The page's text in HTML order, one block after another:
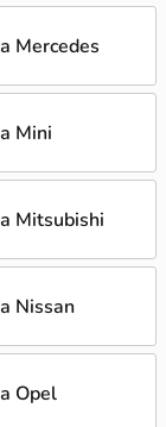
Mercedes
Mini
Mitsubishi
Nissan
Opel